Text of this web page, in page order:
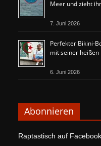
Meer und zieht
7. Juni 2026
Perfekter Bikini-
mit seiner heißen
6. Juni 2026
Abonnieren
Raptastisch auf Facebook